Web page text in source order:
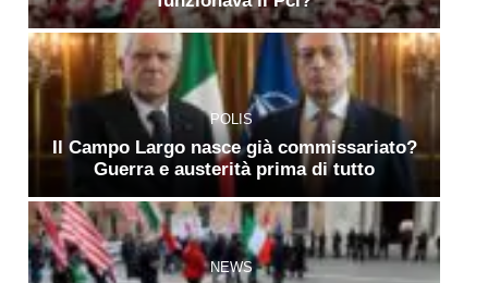
POLIS
Il Campo Largo nasce già commissariato?
Guerra e austerità prima di tutto
NEWS